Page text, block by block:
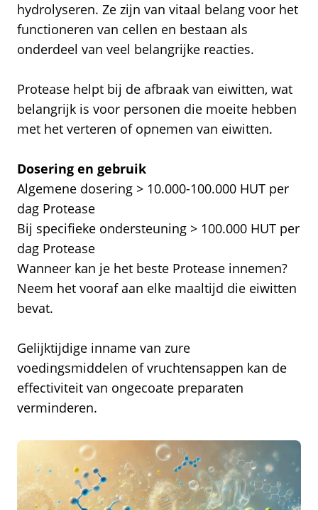
hydrolyseren. Ze zijn van vitaal belang voor het
functioneren van cellen en bestaan als
onderdeel van veel belangrijke reacties.
Protease helpt bij de afbraak van eiwitten, wat
belangrijk is voor personen die moeite hebben
met het verteren of opnemen van eiwitten.
Dosering en gebruik
Algemene dosering > 10.000-100.000 HUT per
dag Protease
Bij specifieke ondersteuning > 100.000 HUT per
dag Protease
Wanneer kan je het beste Protease innemen?
Neem het vooraf aan elke maaltijd die eiwitten
bevat.
Gelijktijdige inname van zure
voedingsmiddelen of vruchtensappen kan de
effectiviteit van ongecoate preparaten
verminderen.